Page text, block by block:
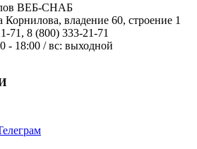
ВЕБ-СНАБ
владение 60, строение 1
71 , 8 (800) 333-21-71
- 18:00 / вс: выходной